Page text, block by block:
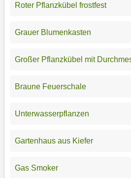
Roter Pflanzkübel frostfest
Grauer Blumenkasten
Großer Pflanzkübel mit
Braune Feuerschale
Unterwasserpflanzen
Gartenhaus aus Kiefer
Gas Smoker